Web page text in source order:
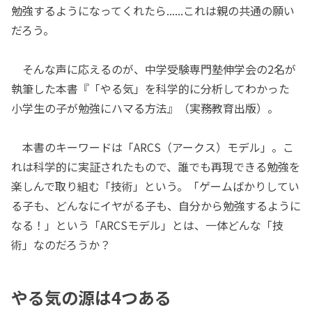
勉強するようになってくれたら......これは親の共通の願い
だろう。
そんな声に応えるのが、中学受験専門塾伸学会の2名が
執筆した本書『「やる気」を科学的に分析してわかった
小学生の子が勉強にハマる方法』（実務教育出版）。
本書のキーワードは「ARCS（アークス）モデル」。こ
れは科学的に実証されたもので、誰でも再現できる勉強を
楽しんで取り組む「技術」という。「ゲームばかりしてい
る子も、どんなにイヤがる子も、自分から勉強するように
なる！」という「ARCSモデル」とは、一体どんな「技
術」なのだろうか？
やる気の源は4つある